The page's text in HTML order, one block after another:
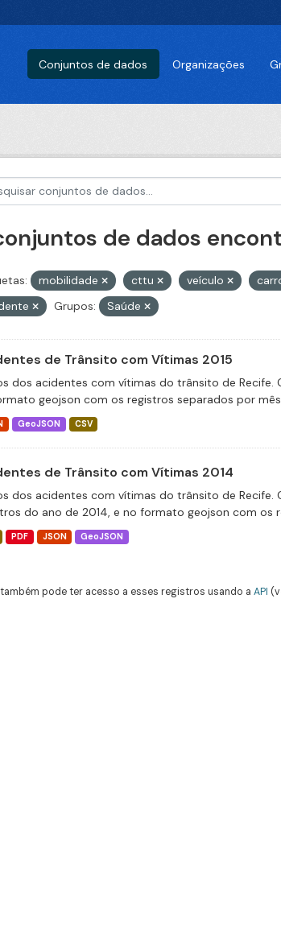
Conjuntos de dados Organizações
de dados
mobilidade cttu veículo
Grupos: Saúde
de Trânsito com Vítimas 2015
dos acidentes com vítimas do trânsito de
geojson com os registros separados por
GeoJSON CSV
de Trânsito com Vítimas 2014
dos acidentes com vítimas do trânsito de
do ano de 2014, e no formato geojson com os
PDF JSON GeoJSON
pode ter acesso a esses registros usando a API